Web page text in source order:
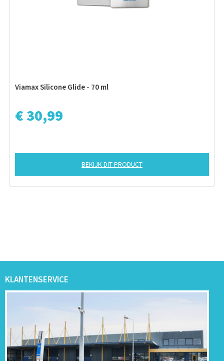
Viamax Silicone Glide - 70 ml
€ 30,99
BEKIJK DIT PRODUCT
KLANTENSERVICE